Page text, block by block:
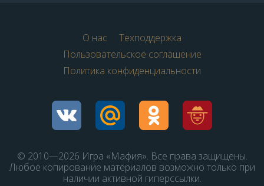
О нас
Техподдержка
Пользовательское соглашение
Политика конфиденциальности
© 2010—2026 Игра «Мафия». Все права защищены.
Любое копирование материалов возможно только при
наличии активной гиперссылки.